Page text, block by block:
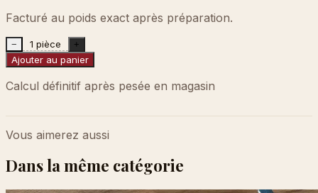
Facturé au poids exact après préparation.
− 1 pièce +
Ajouter au panier
Calcul définitif après pesée en magasin
Vous aimerez aussi
Dans la même catégorie